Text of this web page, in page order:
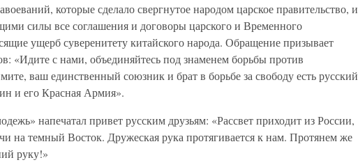
которые сделало свергнутое народом царское правительство, и
силы все соглашения и договоры царского и Временного
ущерб суверенитету китайского народа. Обращение призывает
«Идите с нами, объединяйтесь под знаменем борьбы против
ваш единственный союзник и брат в борьбе за свободу есть русский
и его Красная Армия».
напечатал привет русским друзьям: «Рассвет приходит из России,
на темный Восток. Дружеская рука протягивается к нам. Протянем же
руку!»